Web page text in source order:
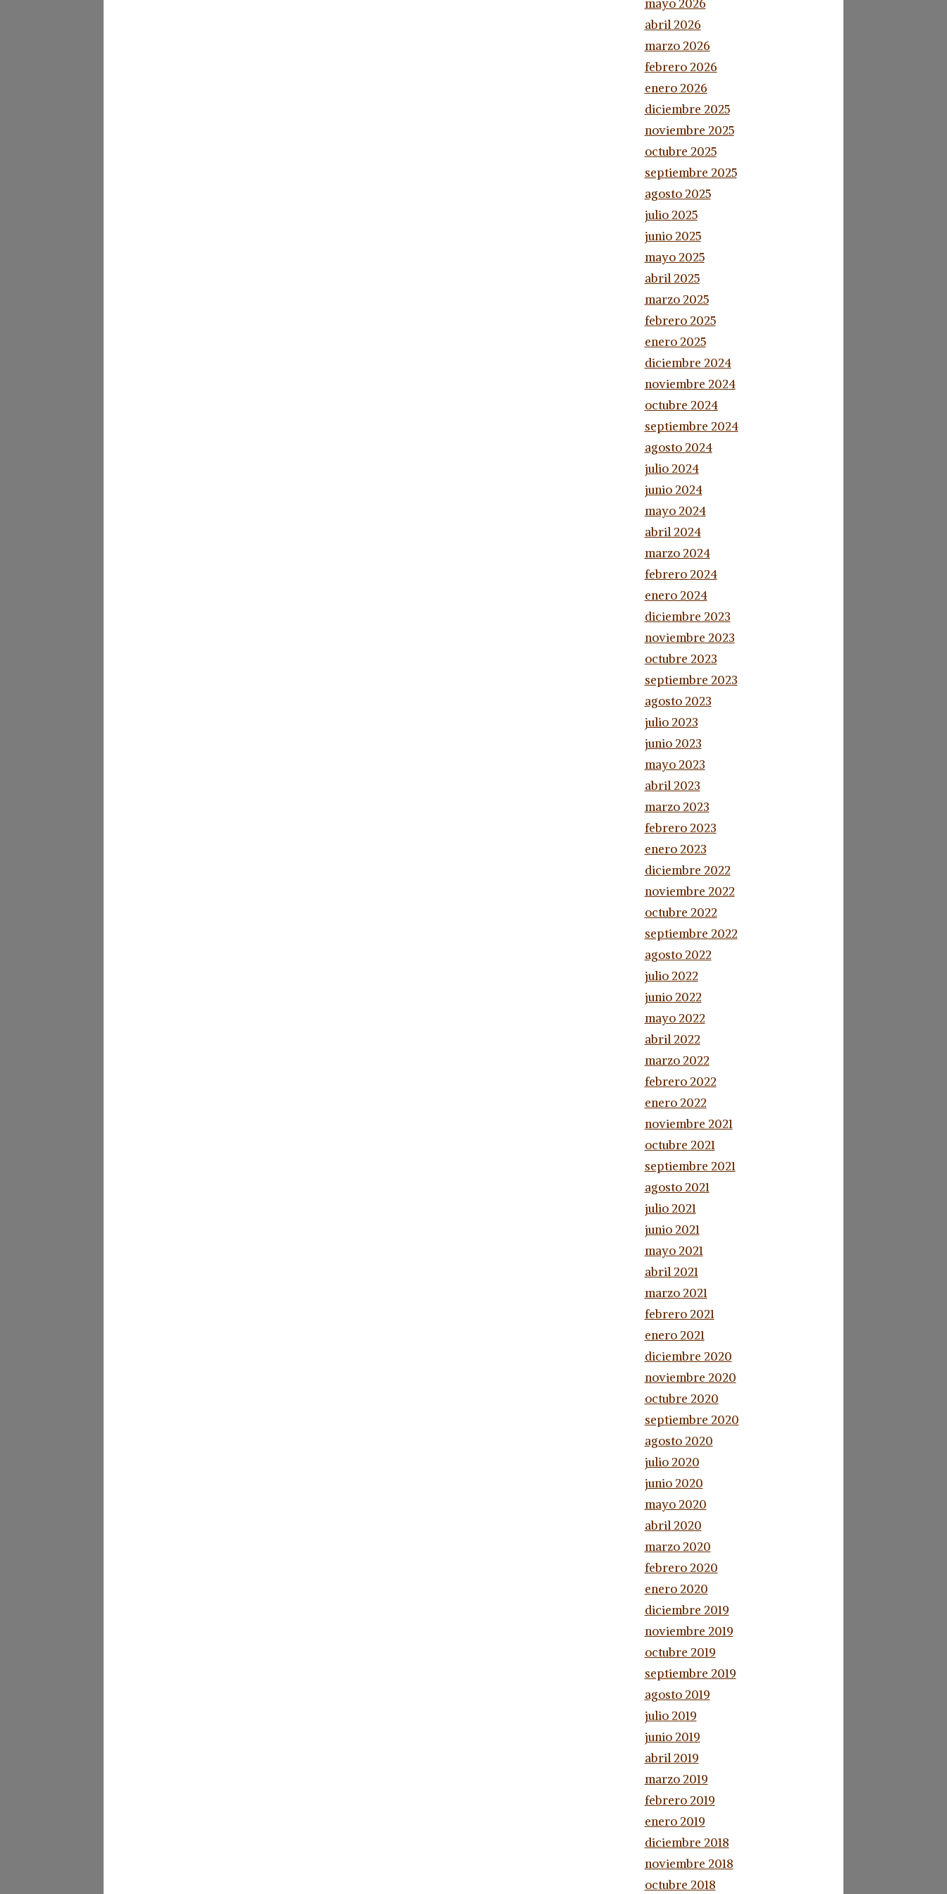
mayo 2026
abril 2026
marzo 2026
febrero 2026
enero 2026
diciembre 2025
noviembre 2025
octubre 2025
septiembre 2025
agosto 2025
julio 2025
junio 2025
mayo 2025
abril 2025
marzo 2025
febrero 2025
enero 2025
diciembre 2024
noviembre 2024
octubre 2024
septiembre 2024
agosto 2024
julio 2024
junio 2024
mayo 2024
abril 2024
marzo 2024
febrero 2024
enero 2024
diciembre 2023
noviembre 2023
octubre 2023
septiembre 2023
agosto 2023
julio 2023
junio 2023
mayo 2023
abril 2023
marzo 2023
febrero 2023
enero 2023
diciembre 2022
noviembre 2022
octubre 2022
septiembre 2022
agosto 2022
julio 2022
junio 2022
mayo 2022
abril 2022
marzo 2022
febrero 2022
enero 2022
noviembre 2021
octubre 2021
septiembre 2021
agosto 2021
julio 2021
junio 2021
mayo 2021
abril 2021
marzo 2021
febrero 2021
enero 2021
diciembre 2020
noviembre 2020
octubre 2020
septiembre 2020
agosto 2020
julio 2020
junio 2020
mayo 2020
abril 2020
marzo 2020
febrero 2020
enero 2020
diciembre 2019
noviembre 2019
octubre 2019
septiembre 2019
agosto 2019
julio 2019
junio 2019
abril 2019
marzo 2019
febrero 2019
enero 2019
diciembre 2018
noviembre 2018
octubre 2018